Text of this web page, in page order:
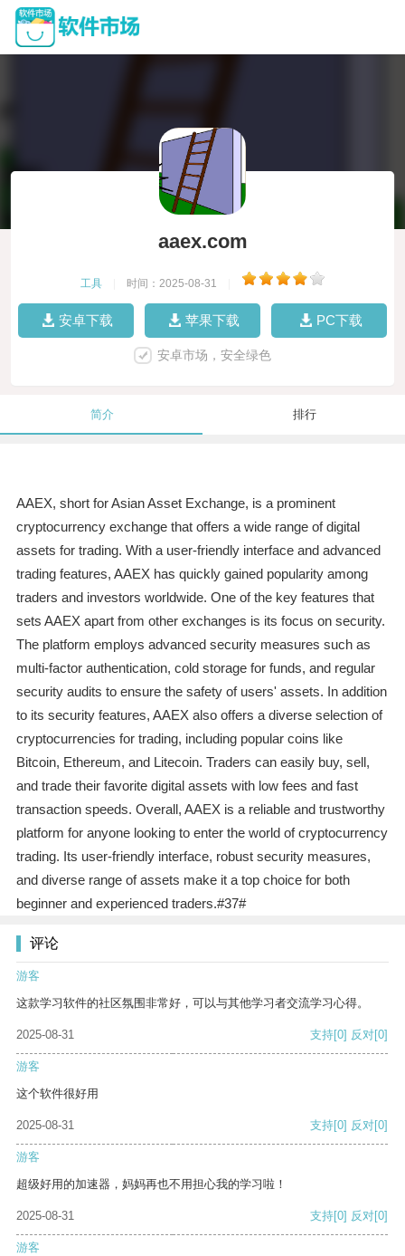
aaex.com
工具 时间：2025-08-31
安卓下载 苹果下载 PC下载
安卓市场，安全绿色
简介 排行
AAEX, short for Asian Asset Exchange, is a prominent
cryptocurrency exchange that offers a wide range of digital
assets for trading. With a user-friendly interface and advanced
trading features, AAEX has quickly gained popularity among
traders and investors worldwide. One of the key features that
sets AAEX apart from other exchanges is its focus on security.
The platform employs advanced security measures such as
multi-factor authentication, cold storage for funds, and regular
security audits to ensure the safety of users' assets. In addition
to its security features, AAEX also offers a diverse selection of
cryptocurrencies for trading, including popular coins like
Bitcoin, Ethereum, and Litecoin. Traders can easily buy, sell,
and trade their favorite digital assets with low fees and fast
transaction speeds. Overall, AAEX is a reliable and trustworthy
platform for anyone looking to enter the world of cryptocurrency
trading. Its user-friendly interface, robust security measures,
and diverse range of assets make it a top choice for both
beginner and experienced traders.#37#
评论
游客
这款学习软件的社区氛围非常好，可以与其他学习者交流学习心得。
2025-08-31 支持[0] 反对[0]
游客
这个软件很好用
2025-08-31 支持[0] 反对[0]
游客
超级好用的加速器，妈妈再也不用担心我的学习啦！
2025-08-31 支持[0] 反对[0]
游客